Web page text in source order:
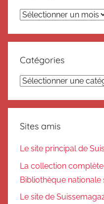
Archives
Catégories
Catégories
Sites amis
Le site principal de
La collection
Bibliothèque nationale
Le site de